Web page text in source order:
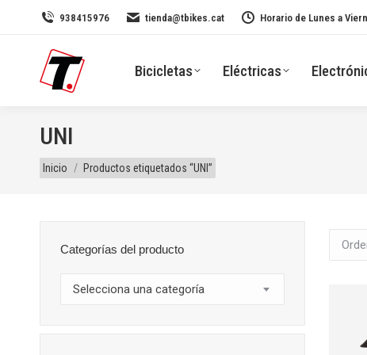
938415976 tienda@tbikes.cat Horario de Lunes a
Bicicletas Eléctricas
UNI
Estás aquí:
Inicio Productos etiquetados “UNI”
Categorías del producto
Selecciona una categoría